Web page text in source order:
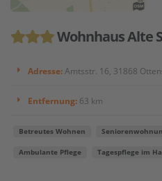
Wohnhaus Alte
Adresse:Amtsstr. 16, 31868
Entfernung: 63 km
Betreutes Wohnen
Ambulante Pflege Tagespflege im